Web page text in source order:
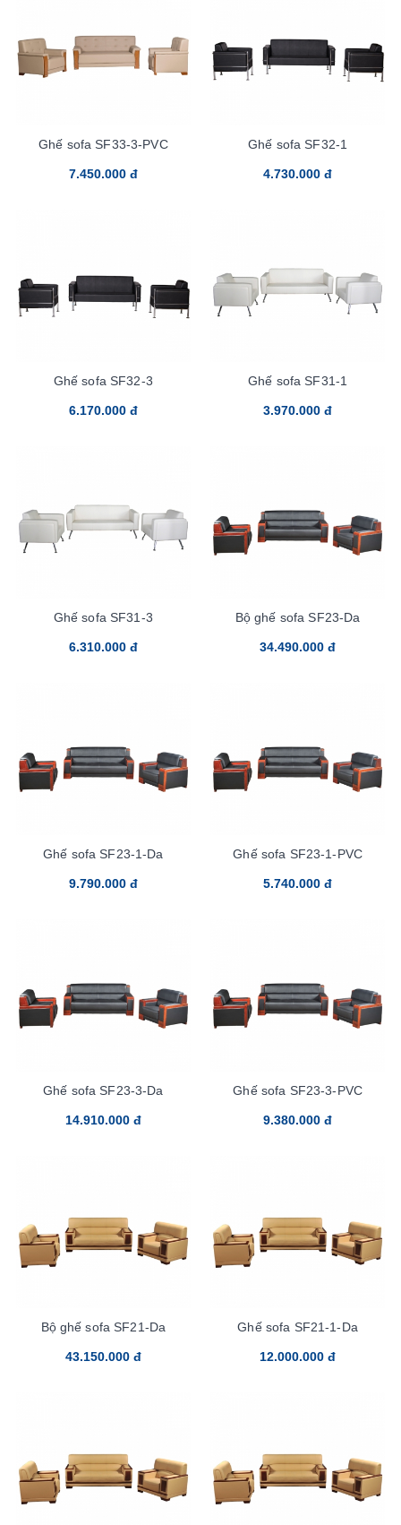
Ghế sofa SF33-3-PVC
7.450.000 đ
Ghế sofa SF32-1
4.730.000 đ
Ghế sofa SF32-3
6.170.000 đ
Ghế sofa SF31-1
3.970.000 đ
Ghế sofa SF31-3
6.310.000 đ
Bộ ghế sofa SF23-Da
34.490.000 đ
Ghế sofa SF23-1-Da
9.790.000 đ
Ghế sofa SF23-1-PVC
5.740.000 đ
Ghế sofa SF23-3-Da
14.910.000 đ
Ghế sofa SF23-3-PVC
9.380.000 đ
Bộ ghế sofa SF21-Da
43.150.000 đ
Ghế sofa SF21-1-Da
12.000.000 đ